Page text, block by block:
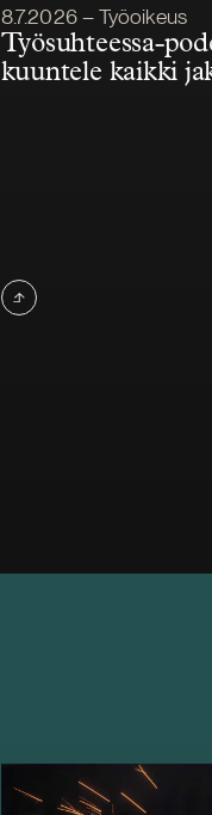
Julkaistu
8.7.2026 – Työoikeus
Työsuhteessa-
kuuntele kaikki